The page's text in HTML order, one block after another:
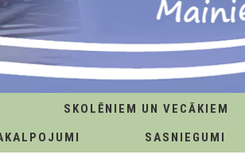
SKOLĒNIEM UN VECĀKIEM
SASNIEGUMI